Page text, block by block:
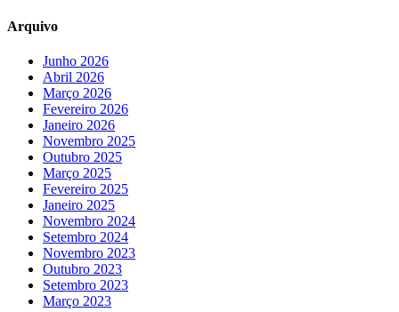
Arquivo
Junho 2026
Abril 2026
Março 2026
Fevereiro 2026
Janeiro 2026
Novembro 2025
Outubro 2025
Março 2025
Fevereiro 2025
Janeiro 2025
Novembro 2024
Setembro 2024
Novembro 2023
Outubro 2023
Setembro 2023
Março 2023